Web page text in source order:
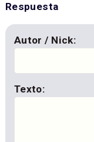
Respuesta
Autor / Nick:
Texto: